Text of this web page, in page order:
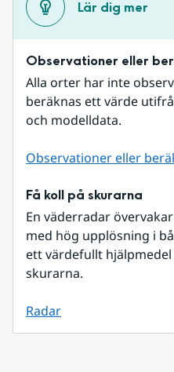
Lär dig mer
Observationer eller
Alla orter har inte
beräknas ett värde
och modelldata.
Observationer eller
Få koll på skurarna
En väderradar
med hög upplösning i
ett värdefullt
skurarna.
Radar